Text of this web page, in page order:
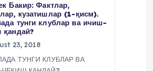
Бакир: Фактлар,
кузатишлар (1-қисм).
тунги клублар ва ичиш-
қандай?
23, 2018
ТУНГИ КЛУБЛАР ВА